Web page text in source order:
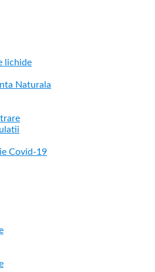
lichide
Naturala
Covid-19